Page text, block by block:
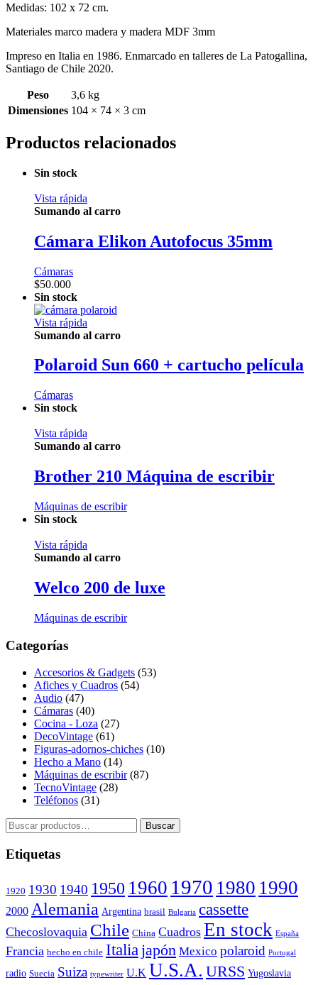
Medidas: 102 x 72 cm.
Materiales marco madera y madera MDF 3mm
Impreso en Italia en 1986. Enmarcado en talleres de La Patogallina,
Santiago de Chile 2020.
Peso
3,6 kg
Dimensiones 104 × 74 × 3 cm
Productos relacionados
Sin stock
Vista rápida
Sumando al carro
Cámara Elikon Autofocus 35mm
Cámaras
$50.000
Sin stock
Vista rápida
Sumando al carro
Polaroid Sun 660 + cartucho película
Cámaras
Sin stock
Vista rápida
Sumando al carro
Brother 210 Máquina de escribir
Máquinas de escribir
Sin stock
Vista rápida
Sumando al carro
Welco 200 de luxe
Máquinas de escribir
Categorías
Accesorios & Gadgets (53)
Afiches y Cuadros (54)
Audio (47)
Cámaras (40)
Cocina - Loza (27)
DecoVintage (61)
Figuras-adornos-chiches (10)
Hecho a Mano (14)
Máquinas de escribir (87)
TecnoVintage (28)
Teléfonos (31)
Buscar
por:
Buscar
Etiquetas
1920 1930 1940 1950 1960 1970 1980 1990
2000 Alemania Argentina brasil Bulgaria cassette
Checoslovaquia Chile China Cuadros En stock España
Francia hecho en chile Italia japón Mexico polaroid Portugal
radio Suecia Suiza typewriter U.K U.S.A. URSS Yugoslavia